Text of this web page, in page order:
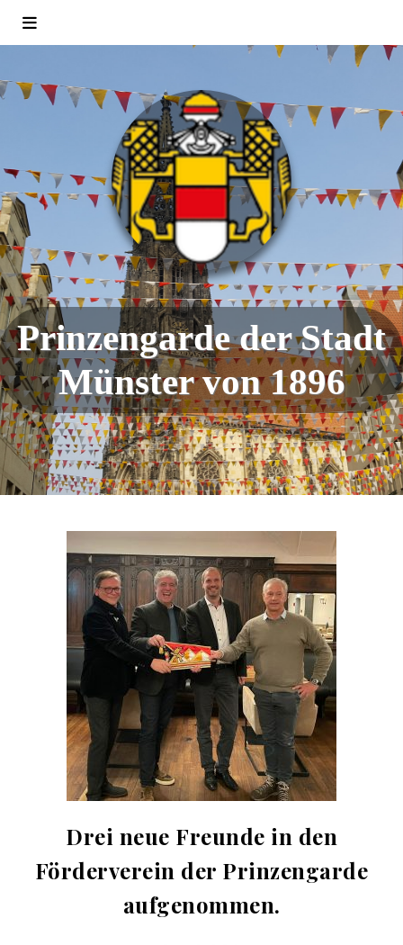
Prinzengarde der Stadt
Münster von 1896
Drei neue Freunde in den
Förderverein der Prinzengarde
aufgenommen.